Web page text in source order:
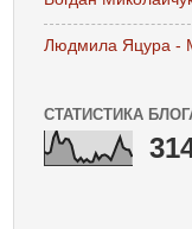
Людмила Яцура
СТАТИСТИКА